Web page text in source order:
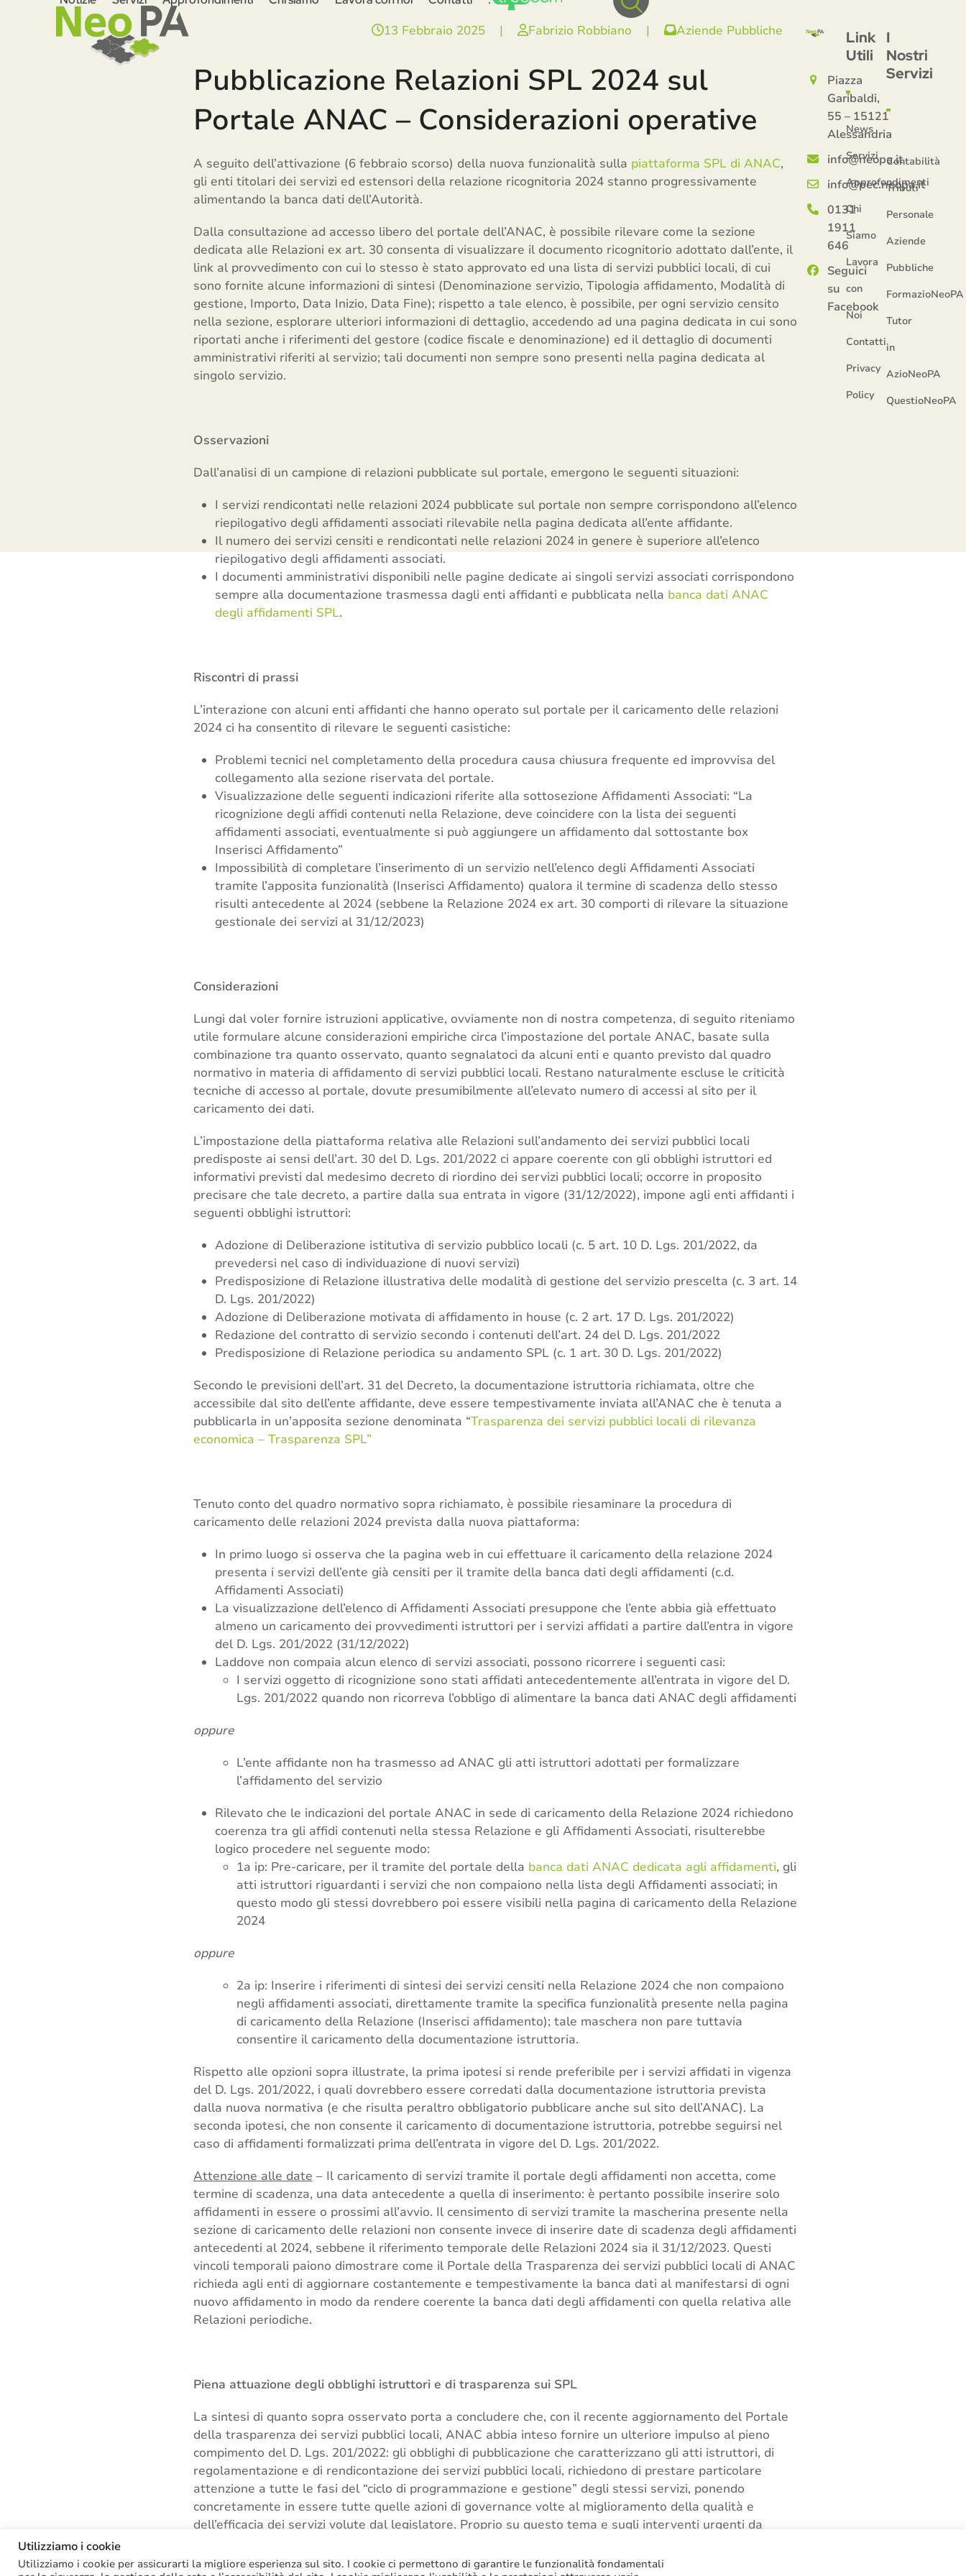
13 Febbraio 2025 | Fabrizio Robbiano | Aziende Pubbliche
Pubblicazione Relazioni SPL 2024 sul
Portale ANAC – Considerazioni operative
A seguito dell’attivazione (6 febbraio scorso) della nuova funzionalità sulla piattaforma SPL di ANAC,
gli enti titolari dei servizi ed estensori della relazione ricognitoria 2024 stanno progressivamente
alimentando la banca dati dell’Autorità.
Dalla consultazione ad accesso libero del portale dell’ANAC, è possibile rilevare come la sezione
dedicata alle Relazioni ex art. 30 consenta di visualizzare il documento ricognitorio adottato dall’ente, il
link al provvedimento con cui lo stesso è stato approvato ed una lista di servizi pubblici locali, di cui
sono fornite alcune informazioni di sintesi (Denominazione servizio, Tipologia affidamento, Modalità di
gestione, Importo, Data Inizio, Data Fine); rispetto a tale elenco, è possibile, per ogni servizio censito
nella sezione, esplorare ulteriori informazioni di dettaglio, accedendo ad una pagina dedicata in cui sono
riportati anche i riferimenti del gestore (codice fiscale e denominazione) ed il dettaglio di documenti
amministrativi riferiti al servizio; tali documenti non sempre sono presenti nella pagina dedicata al
singolo servizio.
Osservazioni
Dall’analisi di un campione di relazioni pubblicate sul portale, emergono le seguenti situazioni:
I servizi rendicontati nelle relazioni 2024 pubblicate sul portale non sempre corrispondono all’elenco
riepilogativo degli affidamenti associati rilevabile nella pagina dedicata all’ente affidante.
Il numero dei servizi censiti e rendicontati nelle relazioni 2024 in genere è superiore all’elenco
riepilogativo degli affidamenti associati.
I documenti amministrativi disponibili nelle pagine dedicate ai singoli servizi associati corrispondono
sempre alla documentazione trasmessa dagli enti affidanti e pubblicata nella banca dati ANAC
degli affidamenti SPL.
Riscontri di prassi
L’interazione con alcuni enti affidanti che hanno operato sul portale per il caricamento delle relazioni
2024 ci ha consentito di rilevare le seguenti casistiche:
Problemi tecnici nel completamento della procedura causa chiusura frequente ed improvvisa del
collegamento alla sezione riservata del portale.
Visualizzazione delle seguenti indicazioni riferite alla sottosezione Affidamenti Associati: “La
ricognizione degli affidi contenuti nella Relazione, deve coincidere con la lista dei seguenti
affidamenti associati, eventualmente si può aggiungere un affidamento dal sottostante box
Inserisci Affidamento”
Impossibilità di completare l’inserimento di un servizio nell’elenco degli Affidamenti Associati
tramite l’apposita funzionalità (Inserisci Affidamento) qualora il termine di scadenza dello stesso
risulti antecedente al 2024 (sebbene la Relazione 2024 ex art. 30 comporti di rilevare la situazione
gestionale dei servizi al 31/12/2023)
Considerazioni
Lungi dal voler fornire istruzioni applicative, ovviamente non di nostra competenza, di seguito riteniamo
utile formulare alcune considerazioni empiriche circa l’impostazione del portale ANAC, basate sulla
combinazione tra quanto osservato, quanto segnalatoci da alcuni enti e quanto previsto dal quadro
normativo in materia di affidamento di servizi pubblici locali. Restano naturalmente escluse le criticità
tecniche di accesso al portale, dovute presumibilmente all’elevato numero di accessi al sito per il
caricamento dei dati.
L’impostazione della piattaforma relativa alle Relazioni sull’andamento dei servizi pubblici locali
predisposte ai sensi dell’art. 30 del D. Lgs. 201/2022 ci appare coerente con gli obblighi istruttori ed
informativi previsti dal medesimo decreto di riordino dei servizi pubblici locali; occorre in proposito
precisare che tale decreto, a partire dalla sua entrata in vigore (31/12/2022), impone agli enti affidanti i
seguenti obblighi istruttori:
Adozione di Deliberazione istitutiva di servizio pubblico locali (c. 5 art. 10 D. Lgs. 201/2022, da
prevedersi nel caso di individuazione di nuovi servizi)
Predisposizione di Relazione illustrativa delle modalità di gestione del servizio prescelta (c. 3 art. 14
D. Lgs. 201/2022)
Adozione di Deliberazione motivata di affidamento in house (c. 2 art. 17 D. Lgs. 201/2022)
Redazione del contratto di servizio secondo i contenuti dell’art. 24 del D. Lgs. 201/2022
Predisposizione di Relazione periodica su andamento SPL (c. 1 art. 30 D. Lgs. 201/2022)
Secondo le previsioni dell’art. 31 del Decreto, la documentazione istruttoria richiamata, oltre che
accessibile dal sito dell’ente affidante, deve essere tempestivamente inviata all’ANAC che è tenuta a
pubblicarla in un’apposita sezione denominata “Trasparenza dei servizi pubblici locali di rilevanza
economica – Trasparenza SPL”
Tenuto conto del quadro normativo sopra richiamato, è possibile riesaminare la procedura di
caricamento delle relazioni 2024 prevista dalla nuova piattaforma:
In primo luogo si osserva che la pagina web in cui effettuare il caricamento della relazione 2024
presenta i servizi dell’ente già censiti per il tramite della banca dati degli affidamenti (c.d.
Affidamenti Associati)
La visualizzazione dell’elenco di Affidamenti Associati presuppone che l’ente abbia già effettuato
almeno un caricamento dei provvedimenti istruttori per i servizi affidati a partire dall’entra in vigore
del D. Lgs. 201/2022 (31/12/2022)
Laddove non compaia alcun elenco di servizi associati, possono ricorrere i seguenti casi:
I servizi oggetto di ricognizione sono stati affidati antecedentemente all’entrata in vigore del D.
Lgs. 201/2022 quando non ricorreva l’obbligo di alimentare la banca dati ANAC degli affidamenti
oppure
L’ente affidante non ha trasmesso ad ANAC gli atti istruttori adottati per formalizzare
l’affidamento del servizio
Rilevato che le indicazioni del portale ANAC in sede di caricamento della Relazione 2024 richiedono
coerenza tra gli affidi contenuti nella stessa Relazione e gli Affidamenti Associati, risulterebbe
logico procedere nel seguente modo:
1a ip: Pre-caricare, per il tramite del portale della banca dati ANAC dedicata agli affidamenti, gli
atti istruttori riguardanti i servizi che non compaiono nella lista degli Affidamenti associati; in
questo modo gli stessi dovrebbero poi essere visibili nella pagina di caricamento della Relazione
2024
oppure
2a ip: Inserire i riferimenti di sintesi dei servizi censiti nella Relazione 2024 che non compaiono
negli affidamenti associati, direttamente tramite la specifica funzionalità presente nella pagina
di caricamento della Relazione (Inserisci affidamento); tale maschera non pare tuttavia
consentire il caricamento della documentazione istruttoria.
Rispetto alle opzioni sopra illustrate, la prima ipotesi si rende preferibile per i servizi affidati in vigenza
del D. Lgs. 201/2022, i quali dovrebbero essere corredati dalla documentazione istruttoria prevista
dalla nuova normativa (e che risulta peraltro obbligatorio pubblicare anche sul sito dell’ANAC). La
seconda ipotesi, che non consente il caricamento di documentazione istruttoria, potrebbe seguirsi nel
caso di affidamenti formalizzati prima dell’entrata in vigore del D. Lgs. 201/2022.
Attenzione alle date – Il caricamento di servizi tramite il portale degli affidamenti non accetta, come
termine di scadenza, una data antecedente a quella di inserimento: è pertanto possibile inserire solo
affidamenti in essere o prossimi all’avvio. Il censimento di servizi tramite la mascherina presente nella
sezione di caricamento delle relazioni non consente invece di inserire date di scadenza degli affidamenti
antecedenti al 2024, sebbene il riferimento temporale delle Relazioni 2024 sia il 31/12/2023. Questi
vincoli temporali paiono dimostrare come il Portale della Trasparenza dei servizi pubblici locali di ANAC
richieda agli enti di aggiornare costantemente e tempestivamente la banca dati al manifestarsi di ogni
nuovo affidamento in modo da rendere coerente la banca dati degli affidamenti con quella relativa alle
Relazioni periodiche.
Piena attuazione degli obblighi istruttori e di trasparenza sui SPL
La sintesi di quanto sopra osservato porta a concludere che, con il recente aggiornamento del Portale
della trasparenza dei servizi pubblici locali, ANAC abbia inteso fornire un ulteriore impulso al pieno
compimento del D. Lgs. 201/2022: gli obblighi di pubblicazione che caratterizzano gli atti istruttori, di
regolamentazione e di rendicontazione dei servizi pubblici locali, richiedono di prestare particolare
attenzione a tutte le fasi del “ciclo di programmazione e gestione” degli stessi servizi, ponendo
concretamente in essere tutte quelle azioni di governance volte al miglioramento della qualità e
dell’efficacia dei servizi volute dal legislatore. Proprio su questo tema e sugli interventi urgenti da
approfondimento.
Piazza
Garibaldi,
55 – 15121
Alessandria
info@neopa.it
info@pec.neopa.it
0131
1911
646
Seguici
su
Facebook
Link
Utili
News
Servizi
Approfondimenti
Chi
Siamo
Lavora
con
Noi
Contatti
Privacy
Policy
I
Nostri
Servizi
Contabilità
Tributi
Personale
Aziende
Pubbliche
FormazioNeoPA
Tutor
in
AzioNeoPA
QuestioNeoPA
Utilizziamo i cookie
Utilizziamo i cookie per assicurarti la migliore esperienza sul sito. I cookie ci permettono di garantire le funzionalità fondamentali